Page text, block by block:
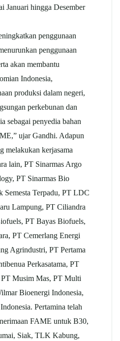
Januari hingga Desember
penggunaan
penggunaan
akan membantu
Indonesia,
produksi dalam negeri,
perkebunan dan
sebagai penyedia bahan
ujar Gandhi. Adapun
melakukan kerjasama
lain, PT Sinarmas Argo
PT Sinarmas Bio
Semesta Terpadu, PT LDC
Lampung, PT Ciliandra
PT Bayas Biofuels,
PT Cemerlang Energi
Agrindustri, PT Pertama
Perkasatama, PT
Musim Mas, PT Multi
Bioenergi Indonesia,
Pertamina telah
FAME untuk B30,
Siak, TLK Kabung,